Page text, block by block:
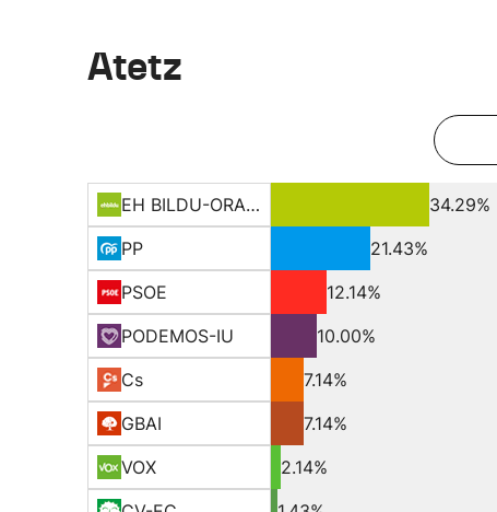
Atetz
EH BILDU-ORAIN ERREP
34.29%
PP
21.43%
PSOE
12.14%
PODEMOS-IU
10.00%
Cs
7.14%
GBAI
7.14%
VOX
2.14%